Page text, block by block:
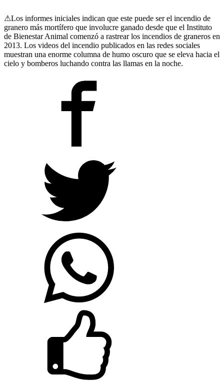
⚠Los informes iniciales indican que este puede ser el incendio de
granero más mortífero que involucre ganado desde que el Instituto
de Bienestar Animal comenzó a rastrear los incendios de graneros en
2013. Los videos del incendio publicados en las redes sociales
muestran una enorme columna de humo oscuro que se eleva hacia el
cielo y bomberos luchando contra las llamas en la noche.